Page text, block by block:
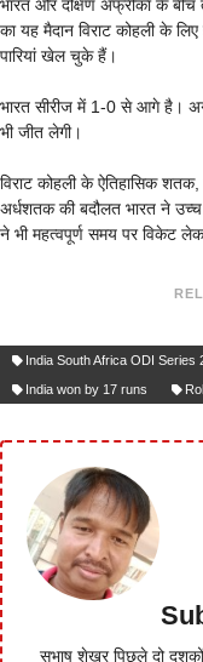
भारत और दक्षिण अफ्रीका के बीच
का यह मैदान विराट कोहली के
पारियां खेल चुके हैं।
भारत सीरीज में 1-0 से आगे है।
भी जीत लेगी।
विराट कोहली के ऐतिहासिक
अर्धशतक की बदौलत भारत ने
ने भी महत्वपूर्ण समय पर विकेट
India South Africa ODI Series
India won by 17 runs
सुभाष शेखर पिछले दो